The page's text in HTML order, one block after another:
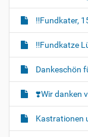
‼️Fundkater,
‼️Fundkatze
Dankeschön
❣️Wir danken
Kastrationen